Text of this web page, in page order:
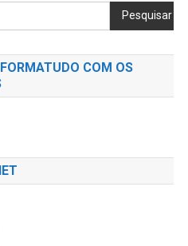
Pesquisar
COM OS